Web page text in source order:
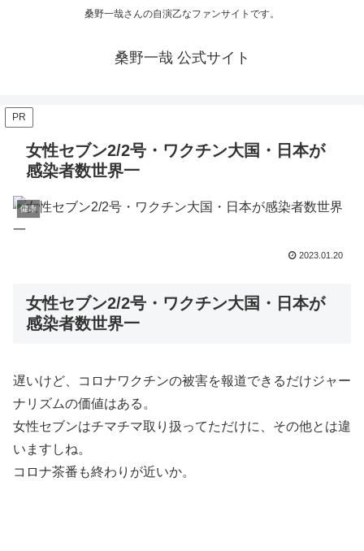
桑野一哉さんの自演乙なファンサイトです。
桑野一哉 公式サイト
PR
女性セブン2/2号・ワクチン大国・日本が
感染者数世界一
健康
2023.01.20
女性セブン2/2号・ワクチン大国・日本が
感染者数世界一
遅いけど、コロナワクチンの被害を報道できるだけジャー
ナリズムの価値はある。
女性セブンはチマチマ取り扱ってただけに、その他とは違
いますしね。
コロナ茶番も終わりが近いか。